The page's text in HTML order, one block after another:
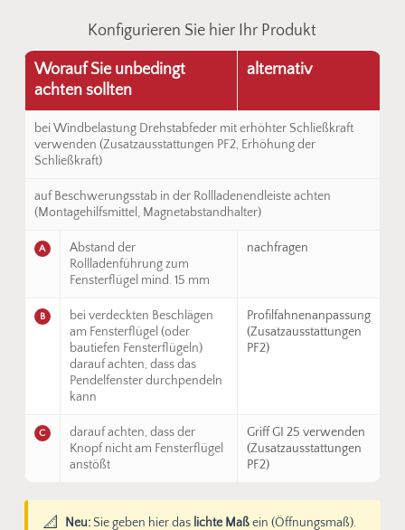
Konfigurieren Sie hier Ihr Produkt
Worauf Sie unbedingt
achten sollten
alternativ
bei Windbelastung Drehstabfeder mit erhöhter Schließkraft
verwenden (Zusatzausstattungen PF2, Erhöhung der
Schließkraft)
auf Beschwerungsstab in der Rollladenendleiste achten
(Montagehilfsmittel, Magnetabstandhalter)
A
Abstand der
Rollladenführung zum
Fensterflügel mind. 15 mm
nachfragen
B
bei verdeckten Beschlägen
am Fensterflügel (oder
bautiefen Fensterflügeln)
darauf achten, dass das
Pendelfenster durchpendeln
kann
Profilfahnenanpassung
(Zusatzausstattungen
PF2)
C
darauf achten, dass der
Knopf nicht am Fensterflügel
anstößt
Griff GI 25 verwenden
(Zusatzausstattungen
PF2)
📐 Neu:Sie geben hier das lichte Maßein (Öffnungsmaß).